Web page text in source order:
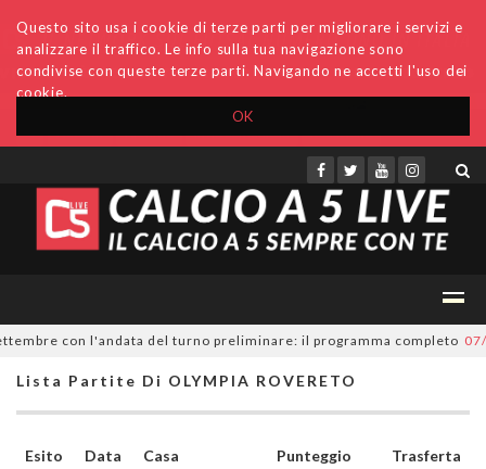
OK
Questo sito usa i cookie di terze parti per migliorare i servizi e
analizzare il traffico. Le info sulla tua navigazione sono
condivise con queste terze parti. Navigando ne accetti l'uso dei
cookie.
Accedi Archivio Invio comunicati Redazione
con l'andata del turno preliminare: il programma completo 07/
Lista Partite Di OLYMPIA ROVERETO
Esito Data Casa Punteggio
Trasferta